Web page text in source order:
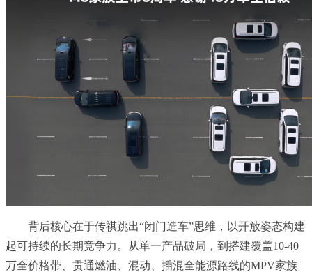
背后核心在于传祺跳出“闭门造车”思维，以开放姿态构建
起可持续的长期竞争力。从单一产品破局，到搭建覆盖10-40
万全价格带、贯通燃油、混动、插混全能源路线的MPV家族